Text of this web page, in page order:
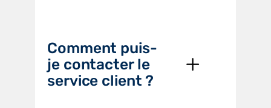
Comment puis-
je contacter le
service client ?